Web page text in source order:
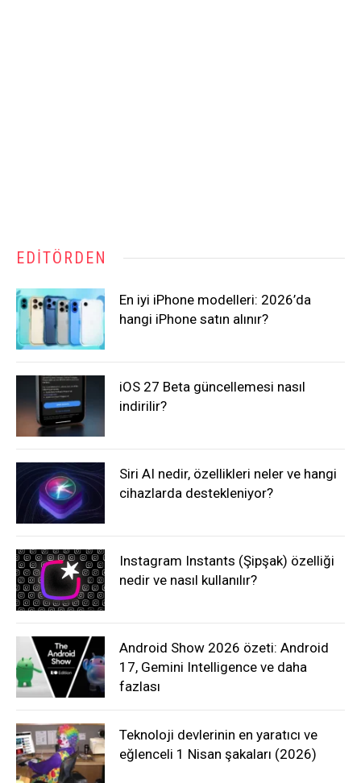
EDITÖRDEN
En iyi iPhone modelleri: 2026’da
hangi iPhone satın alınır?
iOS 27 Beta güncellemesi nasıl
indirilir?
Siri AI nedir, özellikleri neler ve hangi
cihazlarda destekleniyor?
Instagram Instants (Şipşak) özelliği
nedir ve nasıl kullanılır?
Android Show 2026 özeti: Android
17, Gemini Intelligence ve daha
fazlası
Teknoloji devlerinin en yaratıcı ve
eğlenceli 1 Nisan şakaları (2026)